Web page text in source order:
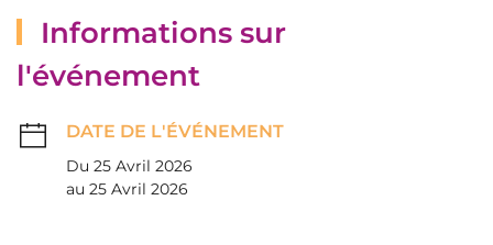
Informations sur
l'événement
DATE DE L'ÉVÉNEMENT
Du 25 Avril 2026
au 25 Avril 2026